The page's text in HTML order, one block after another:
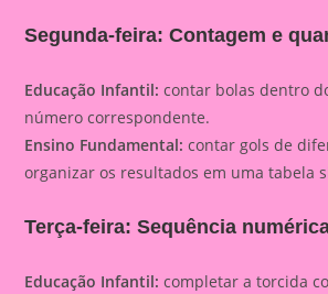
Segunda-feira: Contagem e
Educação Infantil: contar bolas dentro
número correspondente.
Ensino Fundamental: contar gols de
organizar os resultados em uma tabela
Terça-feira: Sequência
Educação Infantil: completar a torcida